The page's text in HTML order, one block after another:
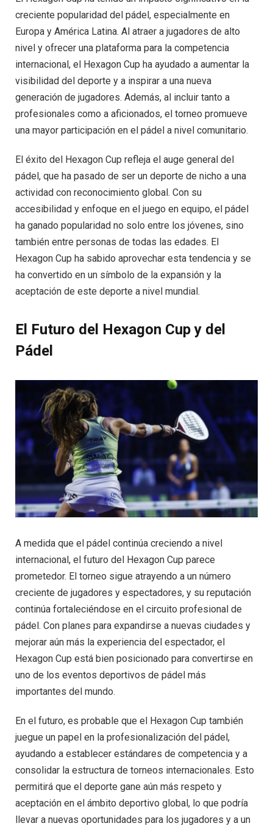
creciente popularidad del pádel, especialmente en
Europa y América Latina. Al atraer a jugadores de alto
nivel y ofrecer una plataforma para la competencia
internacional, el Hexagon Cup ha ayudado a aumentar la
visibilidad del deporte y a inspirar a una nueva
generación de jugadores. Además, al incluir tanto a
profesionales como a aficionados, el torneo promueve
una mayor participación en el pádel a nivel comunitario.
El éxito del Hexagon Cup refleja el auge general del
pádel, que ha pasado de ser un deporte de nicho a una
actividad con reconocimiento global. Con su
accesibilidad y enfoque en el juego en equipo, el pádel
ha ganado popularidad no solo entre los jóvenes, sino
también entre personas de todas las edades. El
Hexagon Cup ha sabido aprovechar esta tendencia y se
ha convertido en un símbolo de la expansión y la
aceptación de este deporte a nivel mundial.
El Futuro del Hexagon Cup y del
Pádel
A medida que el pádel continúa creciendo a nivel
internacional, el futuro del Hexagon Cup parece
prometedor. El torneo sigue atrayendo a un número
creciente de jugadores y espectadores, y su reputación
continúa fortaleciéndose en el circuito profesional de
pádel. Con planes para expandirse a nuevas ciudades y
mejorar aún más la experiencia del espectador, el
Hexagon Cup está bien posicionado para convertirse en
uno de los eventos deportivos de pádel más
importantes del mundo.
En el futuro, es probable que el Hexagon Cup también
juegue un papel en la profesionalización del pádel,
ayudando a establecer estándares de competencia y a
consolidar la estructura de torneos internacionales. Esto
permitirá que el deporte gane aún más respeto y
aceptación en el ámbito deportivo global, lo que podría
llevar a nuevas oportunidades para los jugadores y a un